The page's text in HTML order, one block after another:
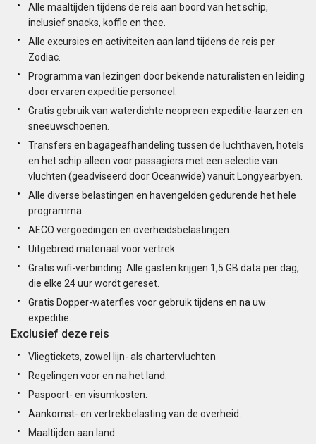
Alle maaltijden tijdens de reis aan boord van het schip,
inclusief snacks, koffie en thee.
Alle excursies en activiteiten aan land tijdens de reis per
Zodiac.
Programma van lezingen door bekende naturalisten en leiding
door ervaren expeditie personeel.
Gratis gebruik van waterdichte neopreen expeditie-laarzen en
sneeuwschoenen.
Transfers en bagageafhandeling tussen de luchthaven, hotels
en het schip alleen voor passagiers met een selectie van
vluchten (geadviseerd door Oceanwide) vanuit Longyearbyen.
Alle diverse belastingen en havengelden gedurende het hele
programma.
AECO vergoedingen en overheidsbelastingen.
Uitgebreid materiaal voor vertrek.
Gratis wifi-verbinding. Alle gasten krijgen 1,5 GB data per dag,
die elke 24 uur wordt gereset.
Gratis Dopper-waterfles voor gebruik tijdens en na uw
expeditie.
Exclusief deze reis
Vliegtickets, zowel lijn- als chartervluchten
Regelingen voor en na het land.
Paspoort- en visumkosten.
Aankomst- en vertrekbelasting van de overheid.
Maaltijden aan land.